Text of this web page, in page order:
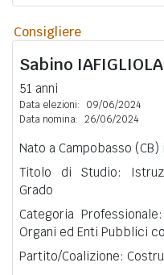
Consigliere
Sabino IAFIGLIOLA
51 anni
Data elezioni:
09/06/2024
Data nomina: 26/06/2024
Nato a Campobasso (CB)
Titolo di Studio:
Grado
Categoria
Organi ed Enti Pubblici
Partito/Coalizione: